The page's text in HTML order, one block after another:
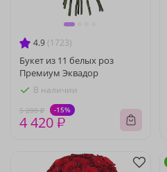
4.9 (1723)
Букет из 11 белых роз
Премиум Эквадор
В наличии
5 200 ₽ -15%
4 420 ₽